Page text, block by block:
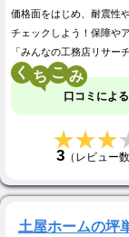
価格面をはじめ、耐震性
チェックしよう！保障や
「みんなの工務店リサー
く こ
口コミによ
3（レビュー数
土屋ホームの坪